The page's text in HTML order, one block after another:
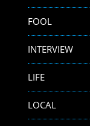
FOOL
INTERVIEW
LIFE
LOCAL